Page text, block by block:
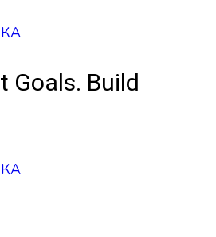
Goals. Build